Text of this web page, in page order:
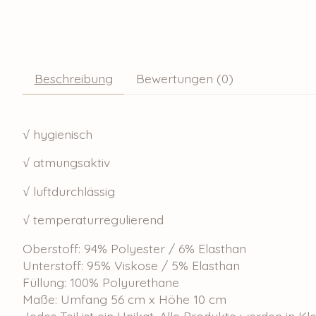
Beschreibung Bewertungen (0)
√ hygienisch
√ atmungsaktiv
√ luftdurchlässig
√ temperaturregulierend
Oberstoff: 94% Polyester / 6% Elasthan
Unterstoff: 95% Viskose / 5% Elasthan
Füllung: 100% Polyurethane
Maße: Umfang 56 cm x Höhe 10 cm